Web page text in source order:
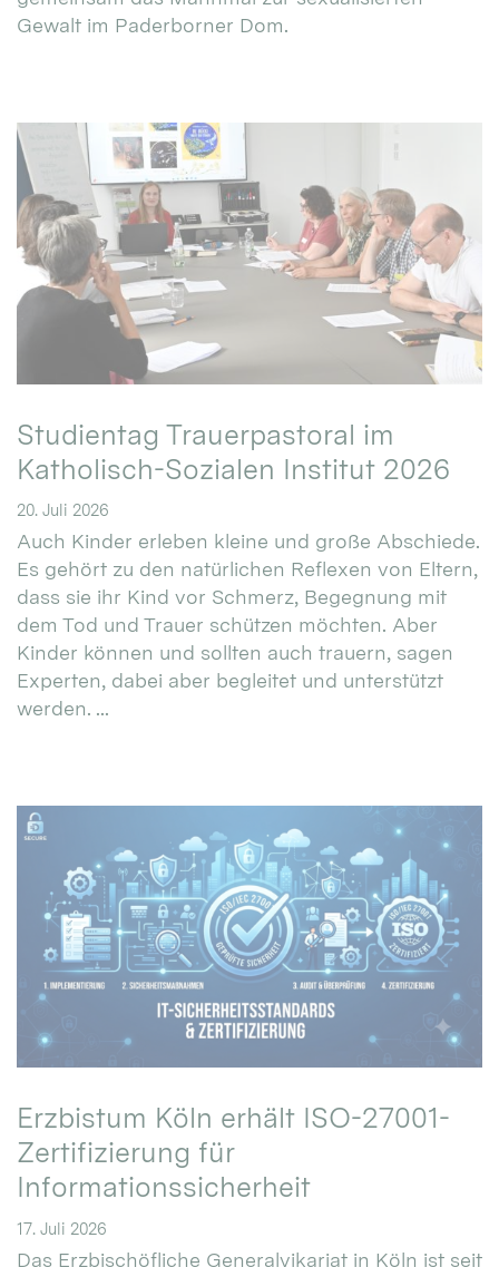
Gewalt im Paderborner Dom.
Studientag Trauerpastoral im
Katholisch-Sozialen Institut 2026
20. Juli 2026
Auch Kinder erleben kleine und große Abschiede.
Es gehört zu den natürlichen Reflexen von Eltern,
dass sie ihr Kind vor Schmerz, Begegnung mit
dem Tod und Trauer schützen möchten. Aber
Kinder können und sollten auch trauern, sagen
Experten, dabei aber begleitet und unterstützt
werden. ...
Erzbistum Köln erhält ISO-27001-
Zertifizierung für
Informationssicherheit
17. Juli 2026
Das Erzbischöfliche Generalvikariat in Köln ist seit